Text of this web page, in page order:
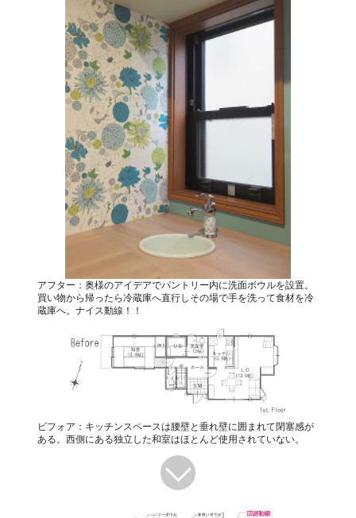
アフター：奥様のアイデアでパントリー内に洗面ボウルを設置。
買い物から帰ったら冷蔵庫へ直行しその場で手を洗って食材を冷
蔵庫へ。ナイス動線！！
ビフォア：キッチンスペースは腰壁と垂れ壁に囲まれて閉塞感が
ある。西側にある独立した和室はほとんど使用されていない。